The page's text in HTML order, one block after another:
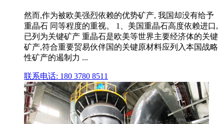
然而,作为被欧美强烈依赖的优势矿产, 我国却没有给予
重晶石 同等程度的重视。 1、美国重晶石高度依赖进口,
已列为关键矿产 重晶石是欧美等世界主要经济体的关键
矿产,符合重要贸易伙伴国的关键原材料应列入本国战略
性矿产的遏制力 ...
联系电话: 180 3780 8511